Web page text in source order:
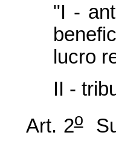
"I -
lucro
II -
Art. 2o